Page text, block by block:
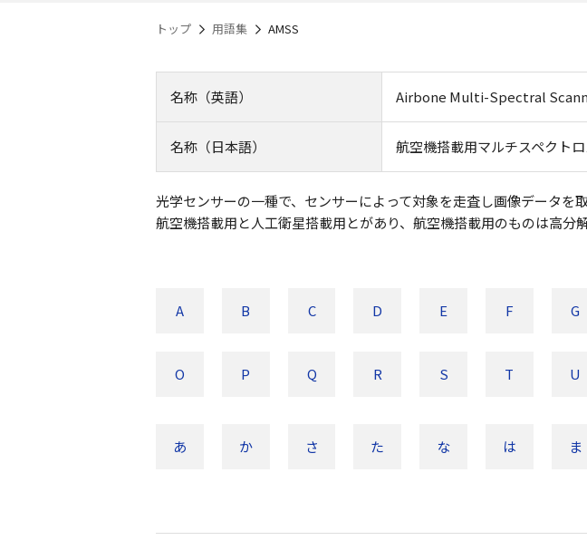
トップ 用語集 AMSS
名称（英語） Airbone Multi-Spectral
名称（日本語） 航空機搭載用マルチスペクト
光学センサーの一種で、センサーによって対象を走査し画像データを取
航空機搭載用と人工衛星搭載用とがあり、航空機搭載用のものは高分
A B C D E F G
O P Q R S T U
あ か さ た な は ま